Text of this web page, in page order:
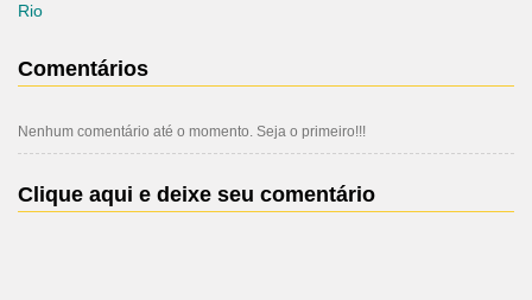
Rio
Comentários
Nenhum comentário até o momento. Seja o primeiro!!!
Clique aqui e deixe seu comentário